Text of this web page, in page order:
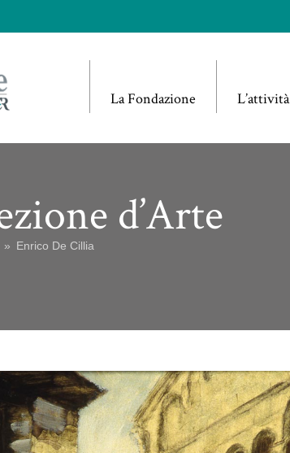
La Fondazione L’attività
d’Arte
» Enrico De Cillia